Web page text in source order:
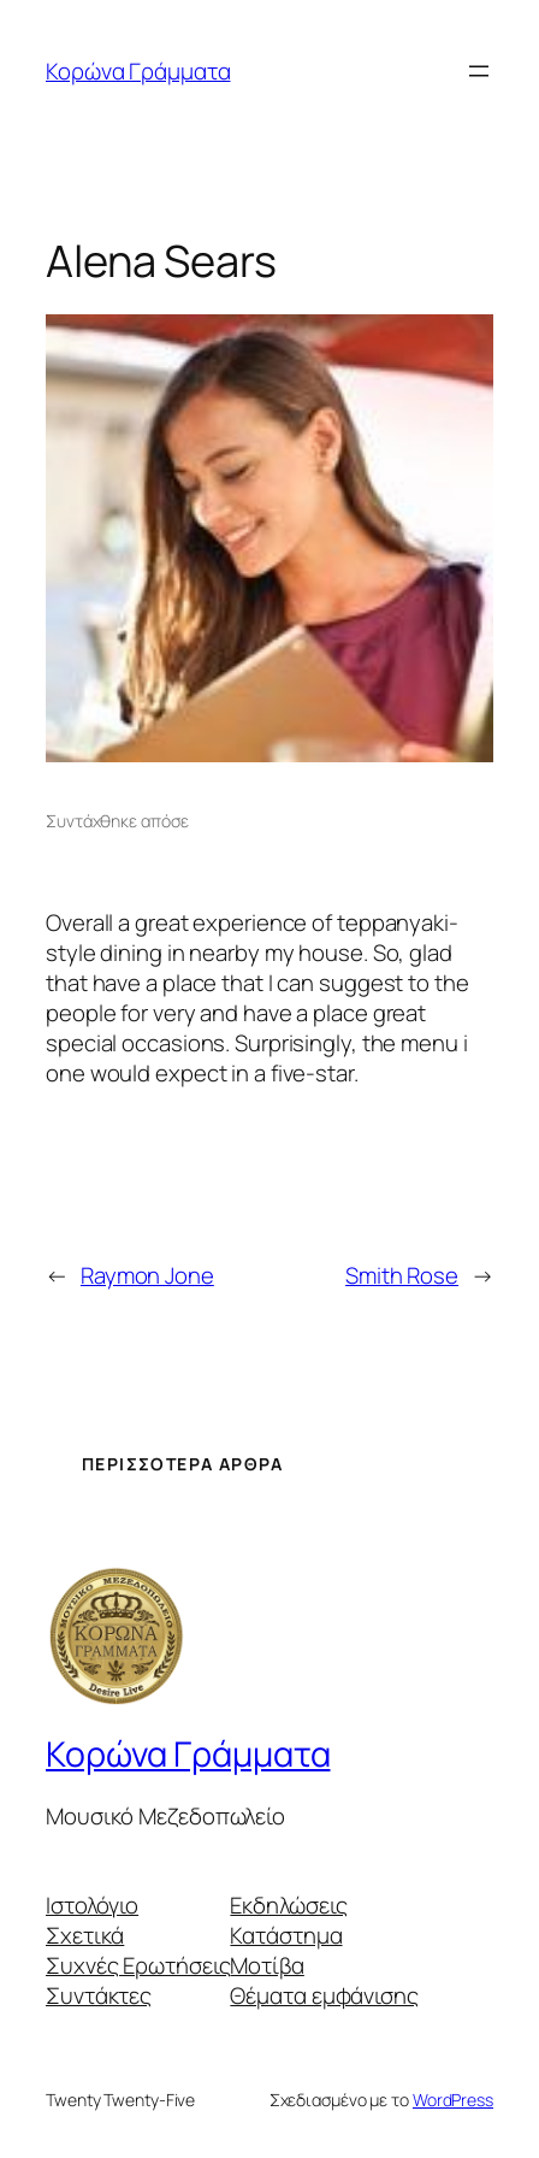
περιεχόμενο
Κορώνα Γράμματα
Alena Sears
Συντάχθηκε απόσε
Overall a great experience of teppanyaki-
style dining in nearby my house. So, glad
that have a place that I can suggest to the
people for very and have a place great
special occasions. Surprisingly, the menu i
one would expect in a five-star.
← Raymon Jone Smith Rose →
ΠΕΡΙΣΣΌΤΕΡΑ ΆΡΘΡΑ
Κορώνα Γράμματα
Μουσικό Μεζεδοπωλείο
Ιστολόγιο
Σχετικά
Συχνές Ερωτήσεις
Συντάκτες
Εκδηλώσεις
Κατάστημα
Μοτίβα
Θέματα εμφάνισης
Twenty Twenty-Five Σχεδιασμένο με τοWordPress